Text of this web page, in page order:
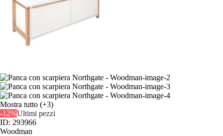
Mostra tutto (+3)
-12%Ultimi pezzi
ID: 293966
Woodman